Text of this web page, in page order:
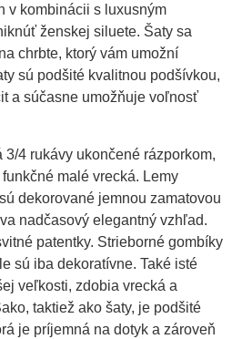
v kombinácii s luxusným
ženskej siluete. Šaty sa
chrbte, ktorý vám umožní
sú podšité kvalitnou podšívkou,
a súčasne umožňuje voľnosť
3/4 rukávy ukončené rázporkom,
malé vrecká. Lemy
dekorované jemnou zamatovou
nadčasový elegantný vzhľad.
patentky. Strieborné gombíky
sú iba dekoratívne. Také isté
veľkosti, zdobia vrecká a
taktiež ako šaty, je podšité
je príjemná na dotyk a zároveň